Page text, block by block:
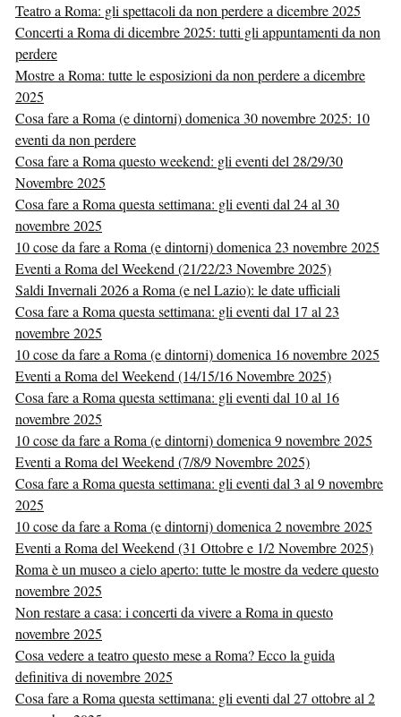
Teatro a Roma: gli spettacoli da non perdere a dicembre 2025
Concerti a Roma di dicembre 2025: tutti gli appuntamenti da non
perdere
Mostre a Roma: tutte le esposizioni da non perdere a dicembre
2025
Cosa fare a Roma (e dintorni) domenica 30 novembre 2025: 10
eventi da non perdere
Cosa fare a Roma questo weekend: gli eventi del 28/29/30
Novembre 2025
Cosa fare a Roma questa settimana: gli eventi dal 24 al 30
novembre 2025
10 cose da fare a Roma (e dintorni) domenica 23 novembre 2025
Eventi a Roma del Weekend (21/22/23 Novembre 2025)
Saldi Invernali 2026 a Roma (e nel Lazio): le date ufficiali
Cosa fare a Roma questa settimana: gli eventi dal 17 al 23
novembre 2025
10 cose da fare a Roma (e dintorni) domenica 16 novembre 2025
Eventi a Roma del Weekend (14/15/16 Novembre 2025)
Cosa fare a Roma questa settimana: gli eventi dal 10 al 16
novembre 2025
10 cose da fare a Roma (e dintorni) domenica 9 novembre 2025
Eventi a Roma del Weekend (7/8/9 Novembre 2025)
Cosa fare a Roma questa settimana: gli eventi dal 3 al 9 novembre
2025
10 cose da fare a Roma (e dintorni) domenica 2 novembre 2025
Eventi a Roma del Weekend (31 Ottobre e 1/2 Novembre 2025)
Roma è un museo a cielo aperto: tutte le mostre da vedere questo
novembre 2025
Non restare a casa: i concerti da vivere a Roma in questo
novembre 2025
Cosa vedere a teatro questo mese a Roma? Ecco la guida
definitiva di novembre 2025
Cosa fare a Roma questa settimana: gli eventi dal 27 ottobre al 2